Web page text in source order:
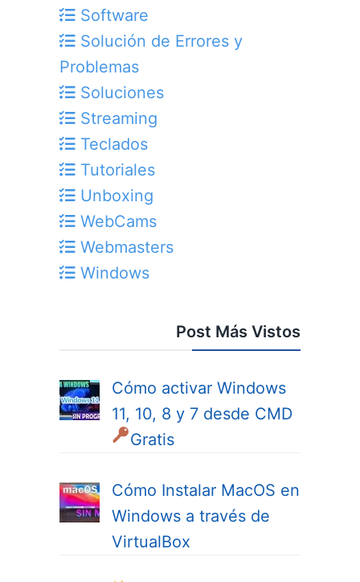
Software
Solución de Errores y
Problemas
Soluciones
Streaming
Teclados
Tutoriales
Unboxing
WebCams
Webmasters
Windows
Post Más Vistos
Cómo activar Windows
11, 10, 8 y 7 desde CMD
Gratis
Cómo Instalar MacOS en
Windows a través de
VirtualBox